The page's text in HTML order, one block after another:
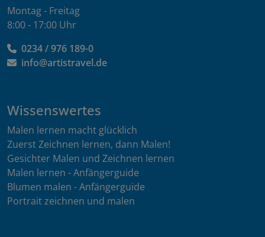
Montag - Freitag
8:00 - 17:00 Uhr
0234 / 976 189-0
info@artistravel.de
Wissenswertes
Malen lernen macht glücklich
Zuerst Zeichnen lernen, dann Malen!
Gesichter Malen und Zeichnen lernen
Malen lernen - Anfängerguide
Blumen malen - Anfängerguide
Portrait zeichnen und malen